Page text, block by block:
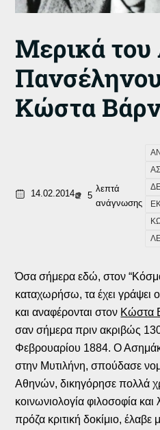
Μερικά
Κώστα
14.02.2014 5
λεπτά
ανάγνωσης
Όσα σήμερα εδώ, στον
καταχωρήσω, τα έχει γράψει
και αναφέρονται στον Κώστα
σαν σήμερα πριν ακριβώς
Φεβρουαρίου 1884. Ο
στην Μυτιλήνη, σπούδασε
Αθηνών, δικηγόρησε πολλά
κοινωνιολογία φιλοσοφία
πρόζα κριτική δοκίμιο,